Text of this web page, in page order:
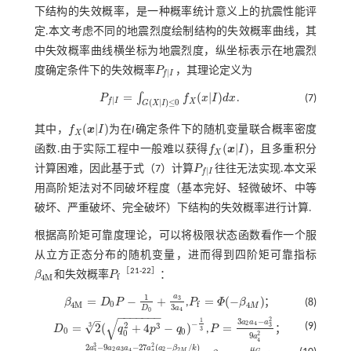
下结构的失效概率，是一种概率统计意义上的抗震性能评
定.本文考虑不同的地震烈度绘制结构的失效概率曲线，其
中失效概率曲线横坐标为地震烈度，纵坐标表示在地震烈
度确定条件下的失效概率Pf| I
Pf|I ，其理论定义为
Pf| I = ∫G( X | I)≤0 fX (x | I )dx
Pf|I= ∫G X|I)≤0fX(x |I)dx . (7)
其中， fX (x| I )
fX(x|I) 为在I确定条件下的随机变量联合概率密度
函数.由于实际工程中一般难以获得 fX (x| I)
fX(x|I)
，且多重积分
计算困难，因此基于式（7）计算Pf| I
Pf|I 往往无法实现.本文采
用高阶矩法对不同破坏程度（基本完好、轻微破坏、中等
破坏、严重破坏、完全破坏）下结构的失效概率进行计算.
根据高阶矩可靠度理论，可以将极限状态函数看作一个服
从立方正态分布的随机变量，进而得到四阶矩可靠指标
β4M
β4M和失效概率Pf
Pf ［21-22］ ：
β4M = D0 P − 1
D0
+ a3
3a4
β4M =D 0P-1D0+a 33a 4 ,Pf = Φ(−β4M )
Pf= Φ( -β4 M) ； (8)
D0 = 2
–
√
3 ( q2
0 + 4p3
− −
−−−−−
√ − q0 )− 1
3
D0= 23 q02+ 4 p3-q 0) -13 ,P = 3a2a4 −a2
3
9a2
4
P= 3a 2a4-a329a4
； (9)
2a3 −9a2a3a4 −27a2 (a2 −β /k)
μ